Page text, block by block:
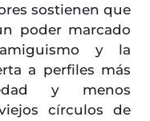
sostienen que
poder marcado
y la
a perfiles más
y menos
círculos de